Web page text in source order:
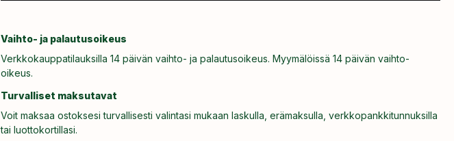
Vaihto- ja palautusoikeus
Verkkokauppatilauksilla 14 päivän vaihto- ja palautusoikeus. Myymälöissä 14 päivän vaihto-
oikeus.
Turvalliset maksutavat
Voit maksaa ostoksesi turvallisesti valintasi mukaan laskulla, erämaksulla, verkkopankkitunnuksilla
tai luottokortillasi.